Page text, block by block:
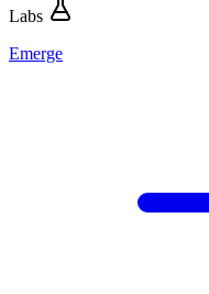
Labs
Emerge